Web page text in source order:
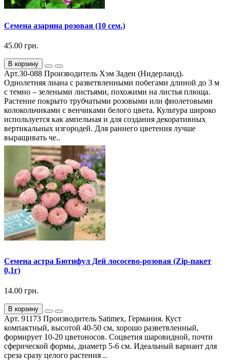
Семена азарина розовая (10 сем.)
45.00 грн.
В корзину
Арт.30-088 Производитель Хэм Заден (Нидерланд).
Однолетняя лиана с разветвленными побегами длиной до 3 м
с темно – зелеными листьями, похожими на листья плюща.
Растение покрыто трубчатыми розовыми или фиолетовыми
колокольчиками с венчиками белого цвета. Культура широко
используется как ампельная и для создания декоративных
вертикальных изгородей. Для раннего цветения лучше
выращивать че..
Семена астра Бютифул Дей лососево-розовая (Zip-пакет
0,1г)
14.00 грн.
В корзину
Арт. 91173 Производитель Satimex, Германия. Куст
компактный, высотой 40-50 см, хорошо разветвленный,
формирует 10-20 цветоносов. Соцветия шаровидной, почти
сферической формы, диаметр 5-6 см. Идеальный вариант для
среза сразу целого растения ..